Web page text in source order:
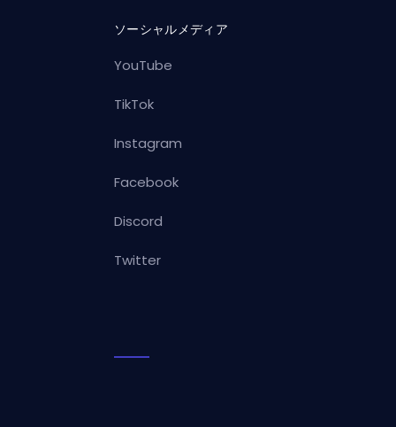
ソーシャルメディア
YouTube
TikTok
Instagram
Facebook
Discord
Twitter